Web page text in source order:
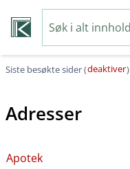
Siste besøkte sider (deaktiver)
Adresser
Apotek